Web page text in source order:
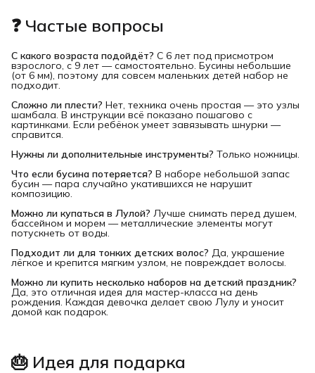
❓ Частые вопросы
С какого возраста подойдёт? С 6 лет под присмотром
взрослого, с 9 лет — самостоятельно. Бусины небольшие
(от 6 мм), поэтому для совсем маленьких детей набор не
подходит.
Сложно ли плести? Нет, техника очень простая — это узлы
шамбала. В инструкции всё показано пошагово с
картинками. Если ребёнок умеет завязывать шнурки —
справится.
Нужны ли дополнительные инструменты? Только ножницы.
Что если бусина потеряется? В наборе небольшой запас
бусин — пара случайно укатившихся не нарушит
композицию.
Можно ли купаться в Лулой? Лучше снимать перед душем,
бассейном и морем — металлические элементы могут
потускнеть от воды.
Подходит ли для тонких детских волос? Да, украшение
лёгкое и крепится мягким узлом, не повреждает волосы.
Можно ли купить несколько наборов на детский праздник?
Да, это отличная идея для мастер-класса на день
рождения. Каждая девочка делает свою Лулу и уносит
домой как подарок.
🎂 Идея для подарка